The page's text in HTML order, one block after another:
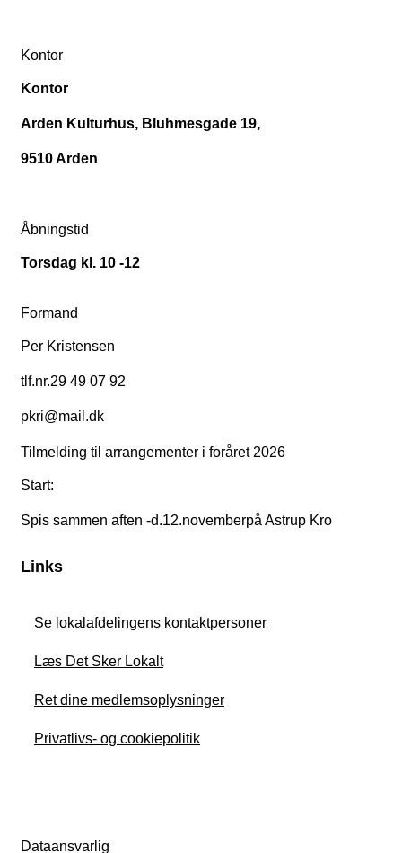
Kontor
Kontor
Arden Kulturhus, Bluhmesgade 19,
9510 Arden
Åbningstid
Torsdag kl. 10 -12
Formand
Per Kristensen
tlf.nr.29 49 07 92
pkri@mail.dk
Tilmelding til arrangementer i foråret 2026
Start:
Spis sammen aften -d.12.novemberpå Astrup Kro
Links
Se lokalafdelingens kontaktpersoner
Læs Det Sker Lokalt
Ret dine medlemsoplysninger
Privatlivs- og cookiepolitik
Dataansvarlig